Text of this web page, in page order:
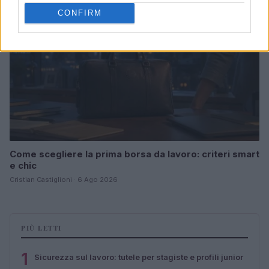
CONFIRM
Come scegliere la prima borsa da lavoro: criteri smart
e chic
Cristian Castiglioni · 6 Ago 2026
PIÙ LETTI
1 Sicurezza sul lavoro: tutele per stagiste e profili junior